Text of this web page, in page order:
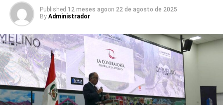
Published 12 meses agoon 22 de agosto de 2025
By Administrador